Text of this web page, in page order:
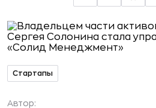
Стартапы
Автор: